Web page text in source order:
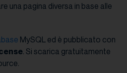
una pagina diversa in base alle
MySQL ed è pubblicato con
. Si scarica gratuitamente